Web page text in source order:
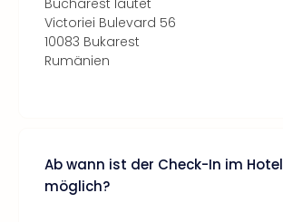
Bucharest lautet
Victoriei Bulevard 56
10083 Bukarest
Rumänien
Ab wann ist der Check-In im Hotel
möglich?